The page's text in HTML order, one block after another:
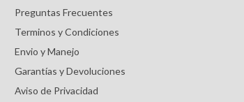
Preguntas Frecuentes
Terminos y Condiciones
Envio y Manejo
Garantías y Devoluciones
Aviso de Privacidad